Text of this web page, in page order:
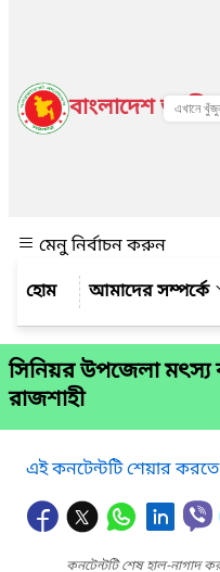
বাংলাদেশ জাতীয়
মেনু নির্বাচন করুন
আমাদের সম্পর্কে
সিনিয়র উপজেলা মৎস্য
রাজশাহী
এই কনটেন্টটি শেয়ার
কনটেন্টটি শেষ হাল-নাগাদ